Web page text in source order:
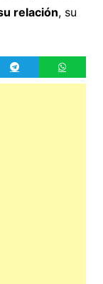
relación, su